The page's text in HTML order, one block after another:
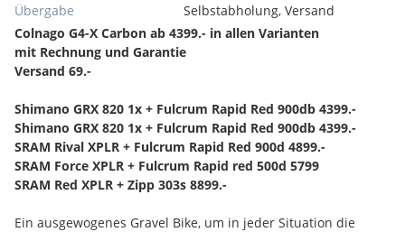
Übergabe
Selbstabholung, Versand
Colnago G4-X Carbon ab 4399.- in allen Varianten
mit Rechnung und Garantie
Versand 69.-
Shimano GRX 820 1x + Fulcrum Rapid Red 900db 4399.-
Shimano GRX 820 1x + Fulcrum Rapid Red 900db 4399.-
SRAM Rival XPLR + Fulcrum Rapid Red 900d 4899.-
SRAM Force XPLR + Fulcrum Rapid red 500d 5799
SRAM Red XPLR + Zipp 303s 8899.-
Ein ausgewogenes Gravel Bike, um in jeder Situation die